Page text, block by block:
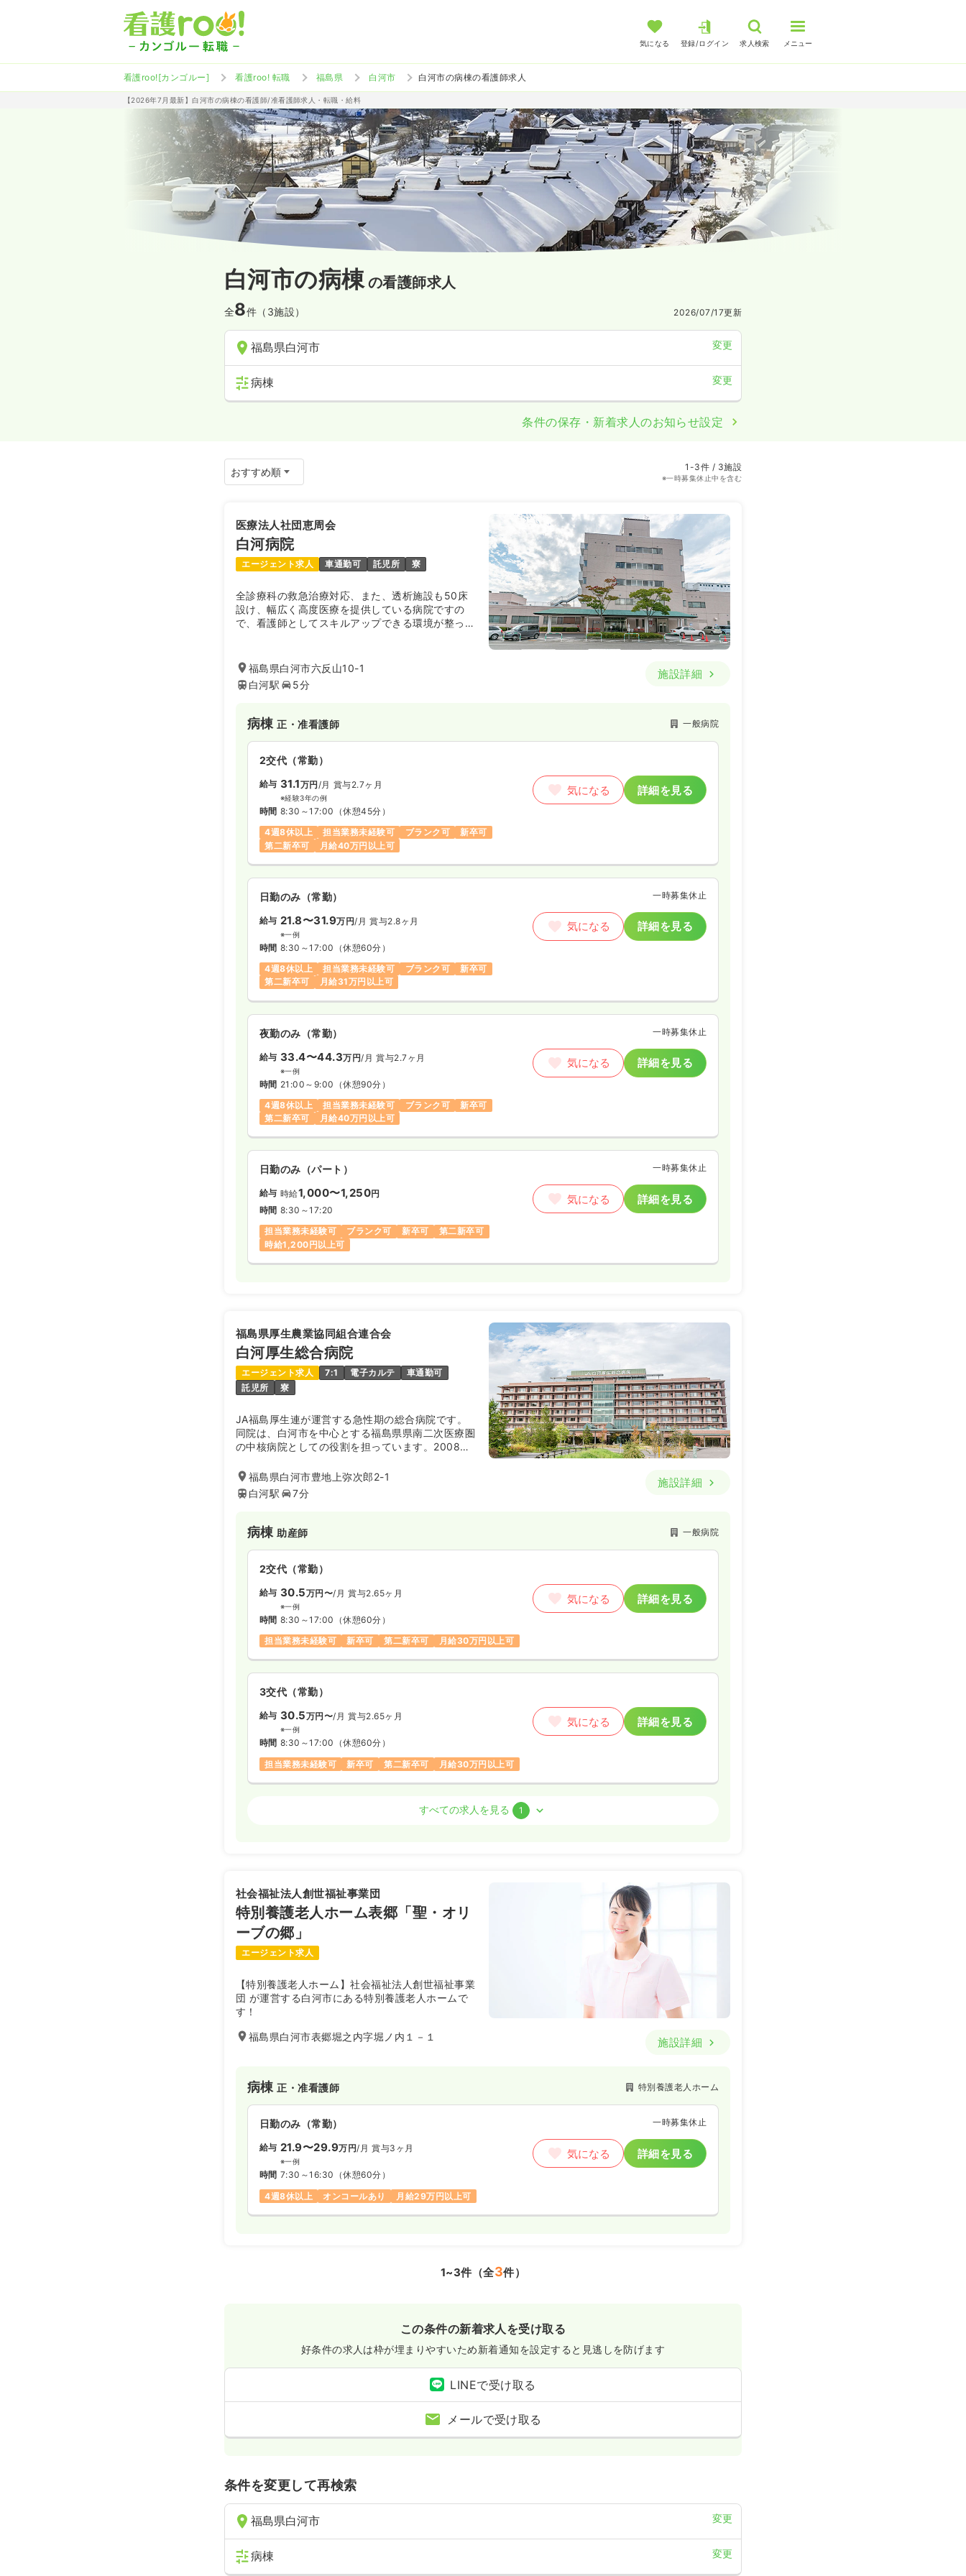
気になる 登録/ログイン 求人検索 メニュー
看護roo![カンゴルー] 看護roo! 転職 福島県 白河市 白河市の病棟の看護師求人
【2026年7月最新】白河市の病棟の看護師/准看護師求人・転職・給料
白河市の病棟の看護師求人
全8件（3施設） 2026/07/17更新
福島県白河市 変更
病棟 変更
条件の保存・新着求人のお知らせ設定
1-3件 / 3施設
※一時募集休止中を含む
医療法人社団恵周会
白河病院
エージェント求人 車通勤可 託児所 寮
全診療科の救急治療対応、また、透析施設も50床
設け、幅広く高度医療を提供している病院ですの
で、看護師としてスキルアップできる環境が整って
福島県白河市六反山10-1
白河駅
5分
施設詳細
病棟正・准看護師 一般病院
2交代（常勤）
給与 31.1万円/月 賞与2.7ヶ月
※経験3年の例
時間 8:30～17:00 （休憩45分）
4週8休以上
担当業務未経験可 ブランク可
新卒可
第二新卒可
月給40万円以上可
気になる 詳細を見る
日勤のみ（常勤） 一時募集休止
給与 21.8〜31.9万円/月 賞与2.8ヶ月
※一例
時間 8:30～17:00 （休憩60分）
4週8休以上
担当業務未経験可 ブランク可
新卒可
第二新卒可
月給31万円以上可
気になる 詳細を見る
夜勤のみ（常勤） 一時募集休止
給与 33.4〜44.3万円/月 賞与2.7ヶ月
※一例
時間 21:00～9:00 （休憩90分）
4週8休以上
担当業務未経験可 ブランク可
新卒可
第二新卒可
月給40万円以上可
気になる 詳細を見る
日勤のみ（パート） 一時募集休止
給与 時給1,000〜1,250円
時間 8:30～17:20
担当業務未経験可
ブランク可 新卒可
第二新卒可
時給1,200円以上可
気になる 詳細を見る
福島県厚生農業協同組合連合会
白河厚生総合病院
エージェント求人 7:1 電子カルテ
車通勤可
託児所
寮
JA福島厚生連が運営する急性期の総合病院です。
同院は、白河市を中心とする福島県県南二次医療圏
の中核病院としての役割を担っています。2008年5
備も一新。小児科、産科診療に関しては地域小児科
準センター、新生児医療病院に指定されています。
またがん診療にも力を入れており、2010年2月に
内視鏡的治療をはじめ、放射線治療、外来化学療法
を含めた集学的治療を行っています。
福島県白河市豊地上弥次郎2-1
白河駅
7分
施設詳細
病棟 助産師 一般病院
2交代（常勤）
給与 30.5万円〜/月 賞与2.65ヶ月
※一例
時間 8:30～17:00 （休憩60分）
担当業務未経験可
新卒可 第二新卒可 月給30万円以上可
気になる 詳細を見る
3交代（常勤）
給与 30.5万円〜/月 賞与2.65ヶ月
※一例
時間 8:30～17:00 （休憩60分）
担当業務未経験可
新卒可 第二新卒可 月給30万円以上可
気になる 詳細を見る
時間 8:30～17:00（休憩60分）
新卒可
第二新卒可 月給29万円以上可
すべての求人を見る 1
社会福祉法人創世福祉事業団
特別養護老人ホーム表郷「聖・オリ
ーブの郷」
エージェント求人
【特別養護老人ホーム】社会福祉法人創世福祉事業
団 が運営する白河市にある特別養護老人ホームで
す！
福島県白河市表郷堀之内字堀ノ内１－１ 施設詳細
病棟正・准看護師 特別養護老人ホーム
日勤のみ（常勤） 一時募集休止
給与 21.9〜29.9万円/月 賞与3ヶ月
※一例
時間 7:30～16:30 （休憩60分）
4週8休以上
オンコールあり 月給29万円以上可
気になる 詳細を見る
1~3件（全3件）
この条件の新着求人を受け取る
好条件の求人は枠が埋まりやすいため新着通知を設定すると見逃しを防げます
LINEで受け取る
メールで受け取る
条件を変更して再検索
福島県白河市 変更
病棟 変更